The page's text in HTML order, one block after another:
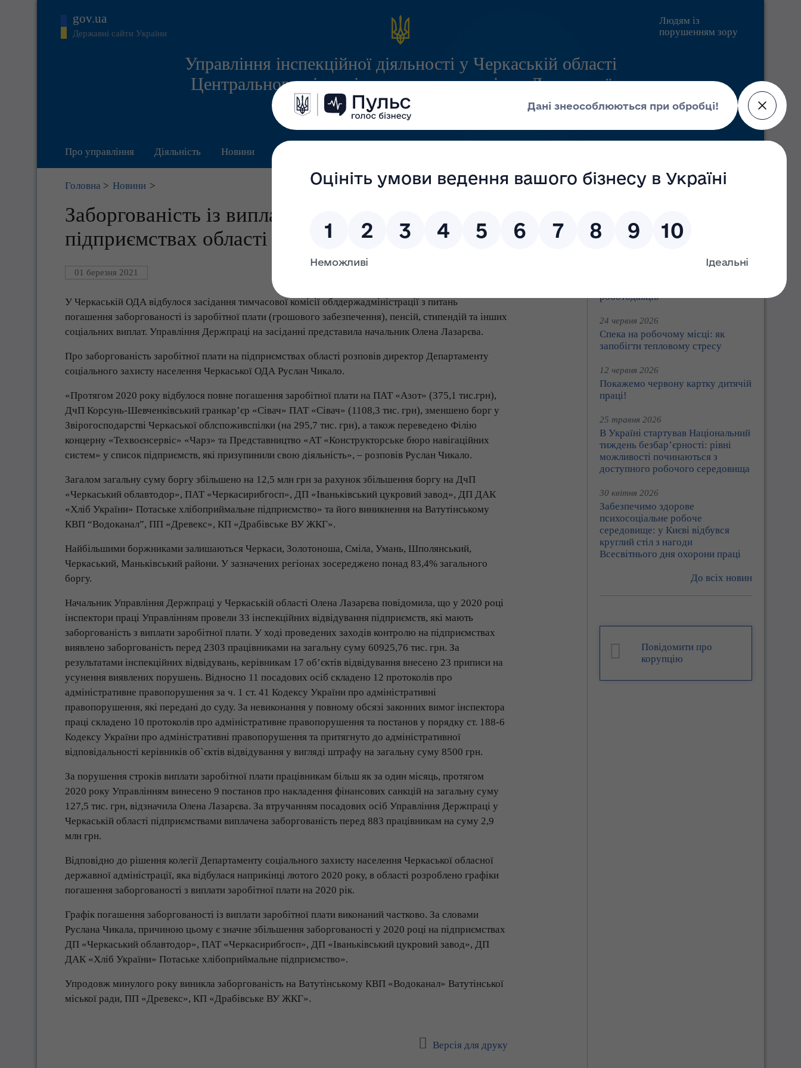
gov.ua
Державні сайти України
Людям із
порушенням зору
Управління інспекційної діяльності у Черкаській області
Центрального міжрегіонального управління Державної
служби з питань праці
Про управління Діяльність Новини Інформація
Головна > Новини >
Заборгованість із виплати зарплати на кількох
підприємствах області погасили повністю
01 березня 2021
У Черкаській ОДА відбулося засідання тимчасової комісії облдержадміністрації з питань
погашення заборгованості із заробітної плати (грошового забезпечення), пенсій, стипендій та інших
соціальних виплат. Управління Держпраці на засіданні представила начальник Олена Лазарєва.
Про заборгованість заробітної плати на підприємствах області розповів директор Департаменту
соціального захисту населення Черкаської ОДА Руслан Чикало.
«Протягом 2020 року відбулося повне погашення заробітної плати на ПАТ «Азот» (375,1 тис.грн),
ДчП Корсунь-Шевченківський гранкар’єр «Сівач» ПАТ «Сівач» (1108,3 тис. грн), зменшено борг у
Звірогосподарстві Черкаської облспоживспілки (на 295,7 тис. грн), а також переведено Філію
концерну «Техвоєнсервіс» «Чарз» та Представництво «АТ «Конструкторське бюро навігаційних
систем» у список підприємств, які призупинили свою діяльність», – розповів Руслан Чикало.
Загалом загальну суму боргу збільшено на 12,5 млн грн за рахунок збільшення боргу на ДчП
«Черкаський облавтодор», ПАТ «Черкасирибгосп», ДП «Іваньківський цукровий завод», ДП ДАК
«Хліб України» Потаське хлібоприймальне підприємство» та його виникнення на Ватутінському
КВП “Водоканал”, ПП «Древекс», КП «Драбівське ВУ ЖКГ».
Найбільшими боржниками залишаються Черкаси, Золотоноша, Сміла, Умань, Шполянський,
Черкаський, Маньківський райони. У зазначених регіонах зосереджено понад 83,4% загального
боргу.
Начальник Управління Держпраці у Черкаській області Олена Лазарєва повідомила, що у 2020 році
інспектори праці Управлінням провели 33 інспекційних відвідування підприємств, які мають
заборгованість з виплати заробітної плати. У ході проведених заходів контролю на підприємствах
виявлено заборгованість перед 2303 працівниками на загальну суму 60925,76 тис. грн. За
результатами інспекційних відвідувань, керівникам 17 об’єктів відвідування внесено 23 приписи на
усунення виявлених порушень. Відносно 11 посадових осіб складено 12 протоколів про
адміністративне правопорушення за ч. 1 ст. 41 Кодексу України про адміністративні
правопорушення, які передані до суду. За невиконання у повному обсязі законних вимог інспектора
праці складено 10 протоколів про адміністративне правопорушення та постанов у порядку ст. 188-6
Кодексу України про адміністративні правопорушення та притягнуто до адміністративної
відповідальності керівників об`єктів відвідування у вигляді штрафу на загальну суму 8500 грн.
За порушення строків виплати заробітної плати працівникам більш як за один місяць, протягом
2020 року Управлінням винесено 9 постанов про накладення фінансових санкцій на загальну суму
127,5 тис. грн, відзначила Олена Лазарєва. За втручанням посадових осіб Управління Держпраці у
Черкаській області підприємствами виплачена заборгованість перед 883 працівникам на суму 2,9
млн грн.
Відповідно до рішення колегії Департаменту соціального захисту населення Черкаської обласної
державної адміністрації, яка відбулася наприкінці лютого 2020 року, в області розроблено графіки
погашення заборгованості з виплати заробітної плати на 2020 рік.
Графік погашення заборгованості із виплати заробітної плати виконаний частково. За словами
Руслана Чикала, причиною цьому є значне збільшення заборгованості у 2020 році на підприємствах
ДП «Черкаський облавтодор», ПАТ «Черкасирибгосп», ДП «Іваньківський цукровий завод», ДП
ДАК «Хліб України» Потаське хлібоприймальне підприємство».
Упродовж минулого року виникла заборгованість на Ватутінському КВП «Водоканал» Ватутінської
міської ради, ПП «Древекс», КП «Драбівське ВУ ЖКГ».
Версія для друку
Головні новини
роботодавців
24 червня 2026
Спека на робочому місці: як
запобігти тепловому стресу
12 червня 2026
Покажемо червону картку дитячій
праці!
25 травня 2026
В Україні стартував Національний
тиждень безбар’єрності: рівні
можливості починаються з
доступного робочого середовища
30 квітня 2026
Забезпечимо здорове
психосоціальне робоче
середовище: у Києві відбувся
круглий стіл з нагоди
Всесвітнього дня охорони праці
До всіх новин
Повідомити про
корупцію